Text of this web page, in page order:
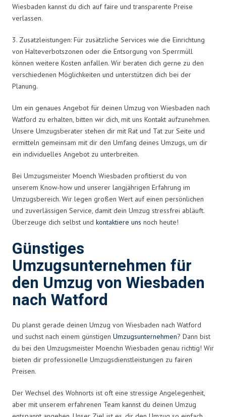
Wiesbaden kannst du dich auf faire und transparente Preise
verlassen.
3. Zusatzleistungen: Für zusätzliche Services wie die Einrichtung
von Halteverbotszonen oder die Entsorgung von Sperrmüll
können weitere Kosten anfallen. Wir beraten dich gerne zu den
verschiedenen Möglichkeiten und unterstützen dich bei der
Planung.
Um ein genaues Angebot für deinen Umzug von Wiesbaden nach
Watford zu erhalten, bitten wir dich, mit uns Kontakt aufzunehmen.
Unsere Umzugsberater stehen dir mit Rat und Tat zur Seite und
ermitteln gemeinsam mit dir den Umfang deines Umzugs, um dir
ein individuelles Angebot zu unterbreiten.
Bei Umzugsmeister Moench Wiesbaden profitierst du von
unserem Know-how und unserer langjährigen Erfahrung im
Umzugsbereich. Wir legen großen Wert auf einen persönlichen
und zuverlässigen Service, damit dein Umzug stressfrei abläuft.
Überzeuge dich selbst und kontaktiere uns noch heute!
Günstiges
Umzugsunternehmen für
den Umzug von Wiesbaden
nach Watford
Du planst gerade deinen Umzug von Wiesbaden nach Watford
und suchst nach einem günstigen Umzugsunternehmen? Dann bist
du bei den Umzugsmeister Moenchn Wiesbaden genau richtig! Wir
bieten dir professionelle Umzugsdienstleistungen zu fairen
Preisen.
Der Wechsel des Wohnorts ist oft eine stressige Angelegenheit,
aber mit unserem erfahrenen Team kannst du deinen Umzug